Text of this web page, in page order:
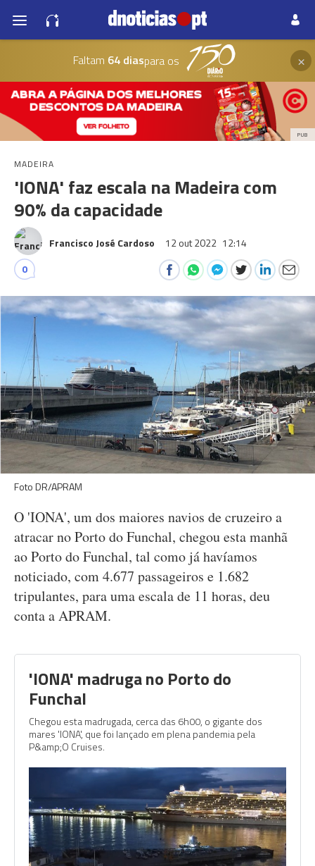
Faltam 64 diaspara os ×
PUB
MADEIRA
'IONA' faz escala na Madeira com
90% da capacidade
Francisco José Cardoso 12 out 2022 12:14
0
Foto DR/APRAM
O 'IONA', um dos maiores navios de cruzeiro a
atracar no Porto do Funchal, chegou esta manhã
ao Porto do Funchal, tal como já havíamos
noticiado, com 4.677 passageiros e 1.682
tripulantes, para uma escala de 11 horas, deu
conta a APRAM.
'IONA' madruga no Porto do
Funchal
Chegou esta madrugada, cerca das 6h00, o gigante dos
mares 'IONA', que foi lançado em plena pandemia pela
P&amp;O Cruises.